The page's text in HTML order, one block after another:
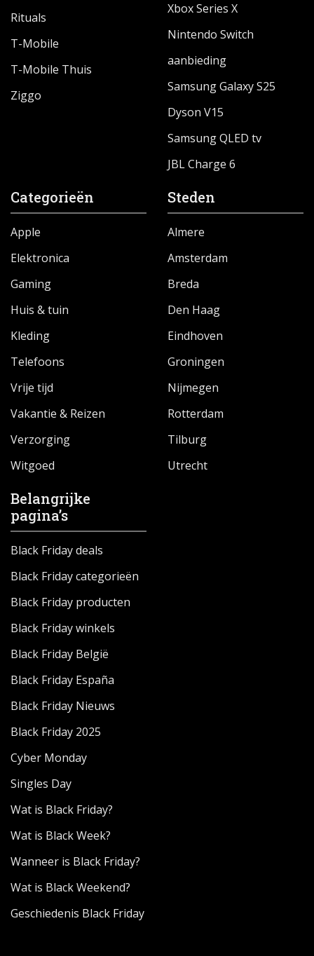
Rituals
T-Mobile
T-Mobile Thuis
Ziggo
Xbox Series X
Nintendo Switch
aanbieding
Samsung Galaxy S25
Dyson V15
Samsung QLED tv
JBL Charge 6
Categorieën
Apple
Elektronica
Gaming
Huis & tuin
Kleding
Telefoons
Vrije tijd
Vakantie & Reizen
Verzorging
Witgoed
Steden
Almere
Amsterdam
Breda
Den Haag
Eindhoven
Groningen
Nijmegen
Rotterdam
Tilburg
Utrecht
Belangrijke
pagina’s
Black Friday deals
Black Friday categorieën
Black Friday producten
Black Friday winkels
Black Friday België
Black Friday España
Black Friday Nieuws
Black Friday 2025
Cyber Monday
Singles Day
Wat is Black Friday?
Wat is Black Week?
Wanneer is Black Friday?
Wat is Black Weekend?
Geschiedenis Black Friday